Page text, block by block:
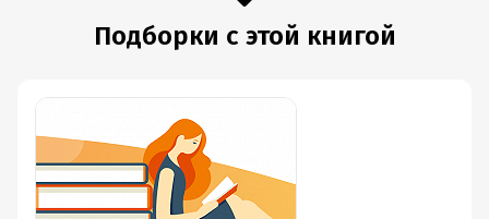
Подборки с этой книгой